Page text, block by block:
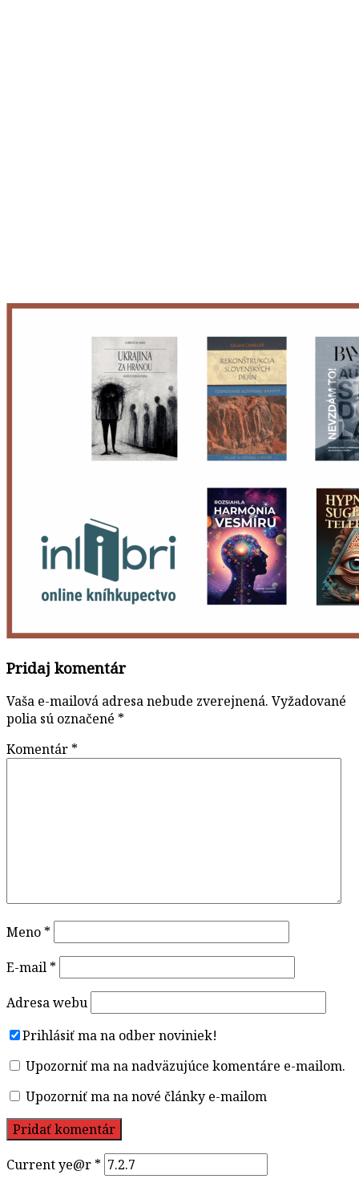
Pridaj komentár
Vaša e-mailová adresa nebude zverejnená. Vyžadované
polia sú označené *
Komentár *
Meno *
E-mail *
Adresa webu
Prihlásiť ma na odber noviniek!
Upozorniť ma na nadväzujúce komentáre e-mailom.
Upozorniť ma na nové články e-mailom
TV DAV